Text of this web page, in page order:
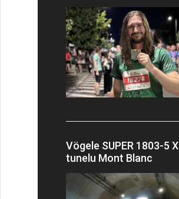
Vögele SUPER 1803-5
tunelu Mont Blanc